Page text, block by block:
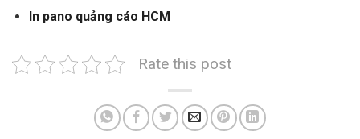
In pano quảng cáo HCM
Rate this post